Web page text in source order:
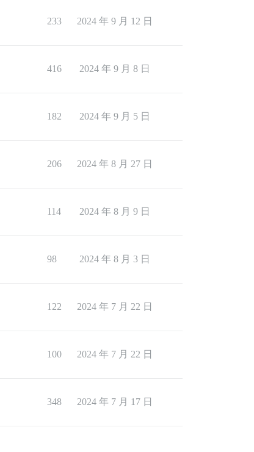
233 2024 年 9 月 12 日
416 2024 年 9 月 8 日
182 2024 年 9 月 5 日
206 2024 年 8 月 27 日
114 2024 年 8 月 9 日
98 2024 年 8 月 3 日
122 2024 年 7 月 22 日
100 2024 年 7 月 22 日
348 2024 年 7 月 17 日